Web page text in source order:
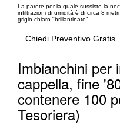
La parete per la quale sussiste la
infiltrazioni di umidità è di circa 8
grigio chiaro "brillantinato"
Chiedi Preventivo Gratis
Imbianchini per
cappella, fine
contenere 100
Tesoriera)